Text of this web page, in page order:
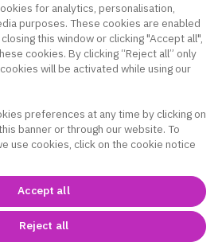
問い合わせ
バシーポリシー
クッキー設定
米国サイト
HEALTHCARE
Company and Pfizer Inc.
for analytics, personalisation,
purposes. These cookies are enabled
this window or clicking "Accept all",
cookies. By clicking “Reject all” only
will be activated while using our
preferences at any time by clicking on
banner or through our website. To
use cookies, click on the cookie notice
Accept all
Reject all